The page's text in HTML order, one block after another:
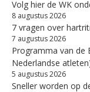
Volg hier de WK
8 augustus 2026
7 vragen over
7 augustus 2026
Programma van de
Nederlandse
5 augustus 2026
Sneller worden op